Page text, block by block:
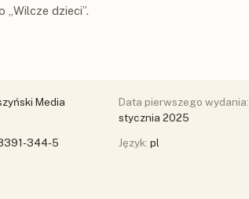
dzieci”.
Media Data pierwszego wydania:
stycznia 2025
344-5 Język: pl